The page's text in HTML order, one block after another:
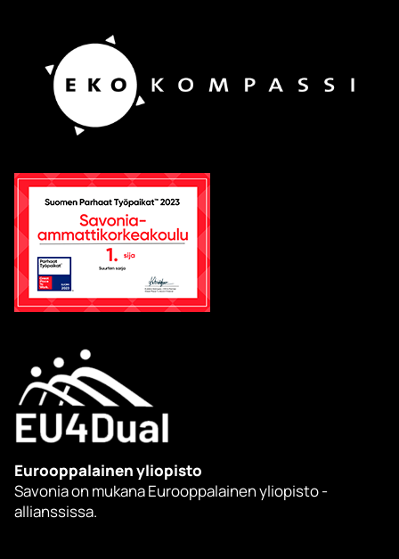
Eurooppalainen yliopisto
Savonia on mukana Eurooppalainen yliopisto -
allianssissa.